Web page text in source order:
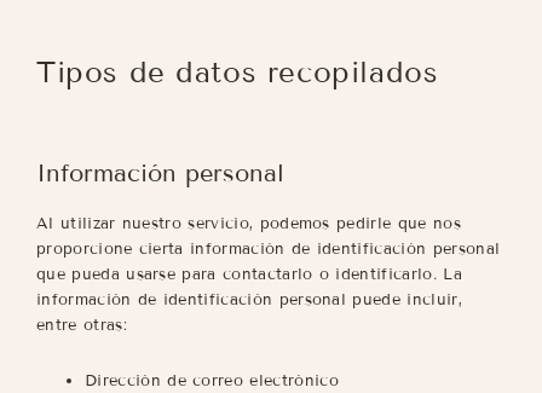
Tipos de datos recopilados
Información personal
Al utilizar nuestro servicio, podemos pedirle que nos
proporcione cierta información de identificación personal
que pueda usarse para contactarlo o identificarlo. La
información de identificación personal puede incluir,
entre otras:
Dirección de correo electrónico